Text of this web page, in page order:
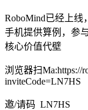
RoboMind已经上线
手机提供算例，参
核心价值代壁
浏览器扫Ma:https://
inviteCode=LN7HS
邀/请码 LN7HS